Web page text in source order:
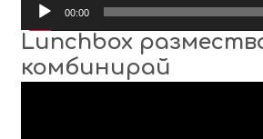
00:00
Lunchbox
комбинирай